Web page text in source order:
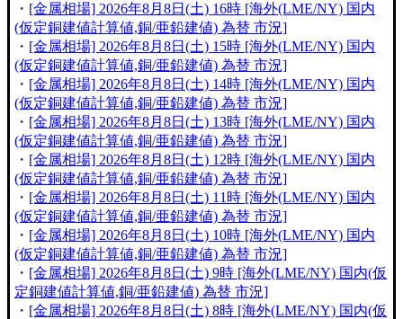
・ [金属相場] 2026年8月8日(土) 16時 [海外(LME/NY) 国内
(仮定銅建値計算値,銅/亜鉛建値) 為替 市況]
・ [金属相場] 2026年8月8日(土) 15時 [海外(LME/NY) 国内
(仮定銅建値計算値,銅/亜鉛建値) 為替 市況]
・ [金属相場] 2026年8月8日(土) 14時 [海外(LME/NY) 国内
(仮定銅建値計算値,銅/亜鉛建値) 為替 市況]
・ [金属相場] 2026年8月8日(土) 13時 [海外(LME/NY) 国内
(仮定銅建値計算値,銅/亜鉛建値) 為替 市況]
・ [金属相場] 2026年8月8日(土) 12時 [海外(LME/NY) 国内
(仮定銅建値計算値,銅/亜鉛建値) 為替 市況]
・ [金属相場] 2026年8月8日(土) 11時 [海外(LME/NY) 国内
(仮定銅建値計算値,銅/亜鉛建値) 為替 市況]
・ [金属相場] 2026年8月8日(土) 10時 [海外(LME/NY) 国内
(仮定銅建値計算値,銅/亜鉛建値) 為替 市況]
・ [金属相場] 2026年8月8日(土) 9時 [海外(LME/NY) 国内(仮
定銅建値計算値,銅/亜鉛建値) 為替 市況]
・ [金属相場] 2026年8月8日(土) 8時 [海外(LME/NY) 国内(仮